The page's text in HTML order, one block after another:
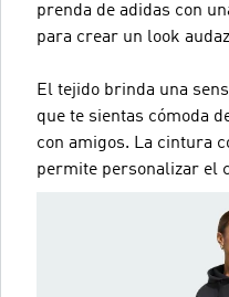
prenda de adidas con
para crear un look
El tejido brinda una
que te sientas cómoda
con amigos. La cintura
permite personalizar el